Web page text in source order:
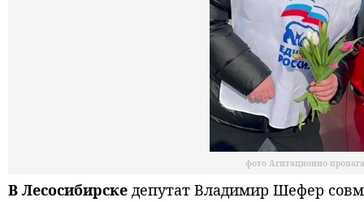
фото Агитационно-
В Лесосибирске депутат Владимир Шефер